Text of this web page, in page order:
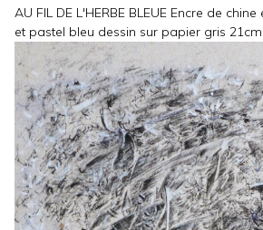
AU FIL DE L'HERBE BLEUE Encre de
et pastel bleu dessin sur papier gris